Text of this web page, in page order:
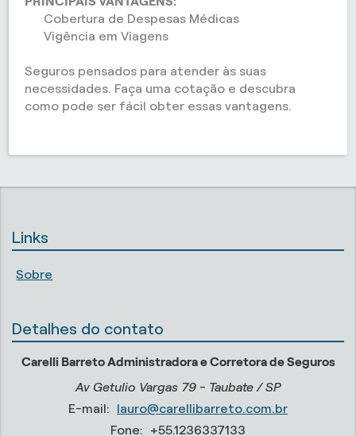
Cobertura de Despesas Médicas
Vigência em Viagens
Seguros pensados para atender às suas
necessidades. Faça uma cotação e descubra
como pode ser fácil obter essas vantagens.
Links
Sobre
Detalhes do contato
Carelli Barreto Administradora e Corretora de Seguros
Av Getulio Vargas 79 - Taubate / SP
E-mail:
lauro@carellibarreto.com.br
Fone:
+55.1236337133